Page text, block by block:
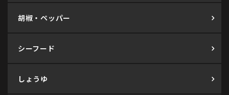
胡椒・ペッパー
シーフード
しょうゆ